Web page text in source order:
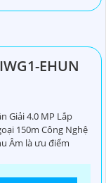
EHUN
Giải 4.0 MP Lắp
150m Công Nghệ
Âm là ưu điểm